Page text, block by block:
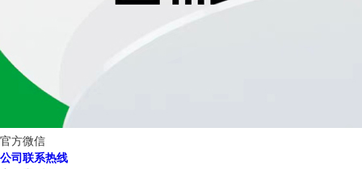
官方微信
公司联系热线